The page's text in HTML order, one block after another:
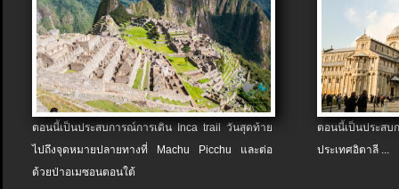
ตอนนี้เป็นประสบการณ์การเดิน Inca trail วันสุดท้าย
ไปถึงจุดหมายปลายทางที่ Machu Picchu และต่อ
ด้วยป่าอเมซอนตอนใต้
ตอนนี้เป็นประส
ประเทศอิตาลี ...